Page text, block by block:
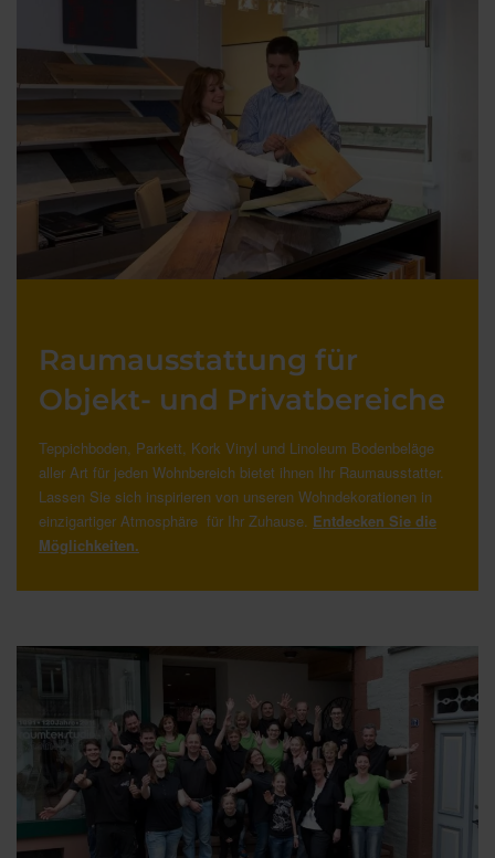
Raumausstattung für
Objekt- und Privatbereiche
Teppichboden, Parkett, Kork Vinyl und Linoleum Bodenbeläge
aller Art für jeden Wohnbereich bietet ihnen Ihr Raumausstatter.
Lassen Sie sich inspirieren von unseren Wohndekorationen in
einzigartiger Atmosphäre für Ihr Zuhause. Entdecken Sie die
Möglichkeiten.